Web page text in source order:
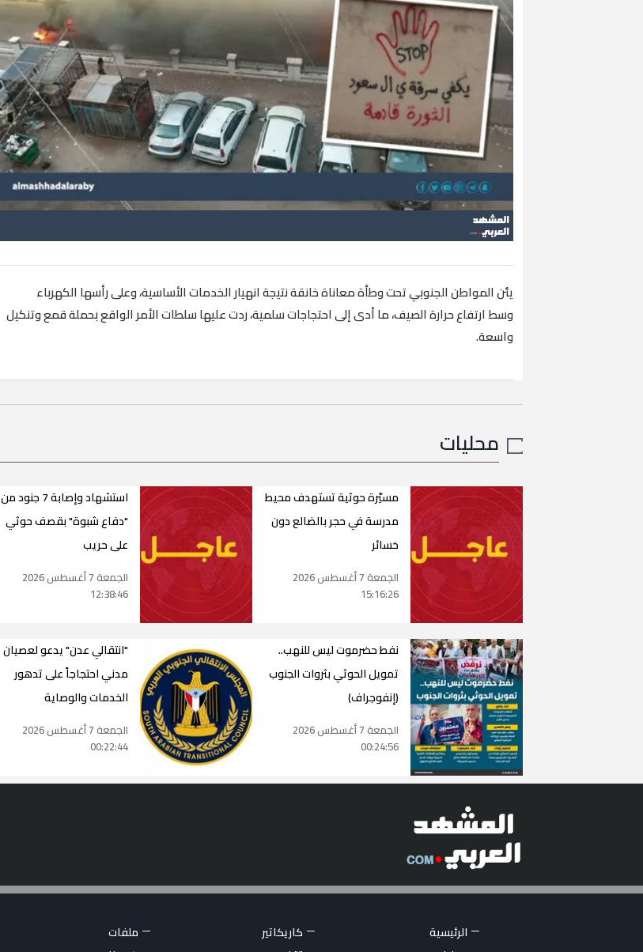
يئن المواطن الجنوبي تحت وطأة معاناة خانقة نتيجة انهيار الخدمات الأساسية، وعلى رأسها الكهرباء
وسط ارتفاع حرارة الصيف، ما أدى إلى احتجاجات سلمية، ردت عليها سلطات الأمر الواقع بحملة قمع وتنكيل
واسعة.
محليات
مسيّرة حوثية تستهدف محيط
مدرسة في حجر بالضالع دون
خسائر
الجمعة 7 أغسطس 2026
15:16:26
استشهاد وإصابة 7 جنود من
"دفاع شبوة" بقصف حوثي
على حريب
الجمعة 7 أغسطس 2026
12:38:46
نفط حضرموت ليس للنهب..
تمويل الحوثي بثروات الجنوب
(إنفوجراف)
الجمعة 7 أغسطس 2026
00:24:56
"انتقالي عدن" يدعو لعصيان
مدني احتجاجاً على تدهور
الخدمات والوصاية
الجمعة 7 أغسطس 2026
00:22:44
الرئيسية كاريكاتير
ملفات